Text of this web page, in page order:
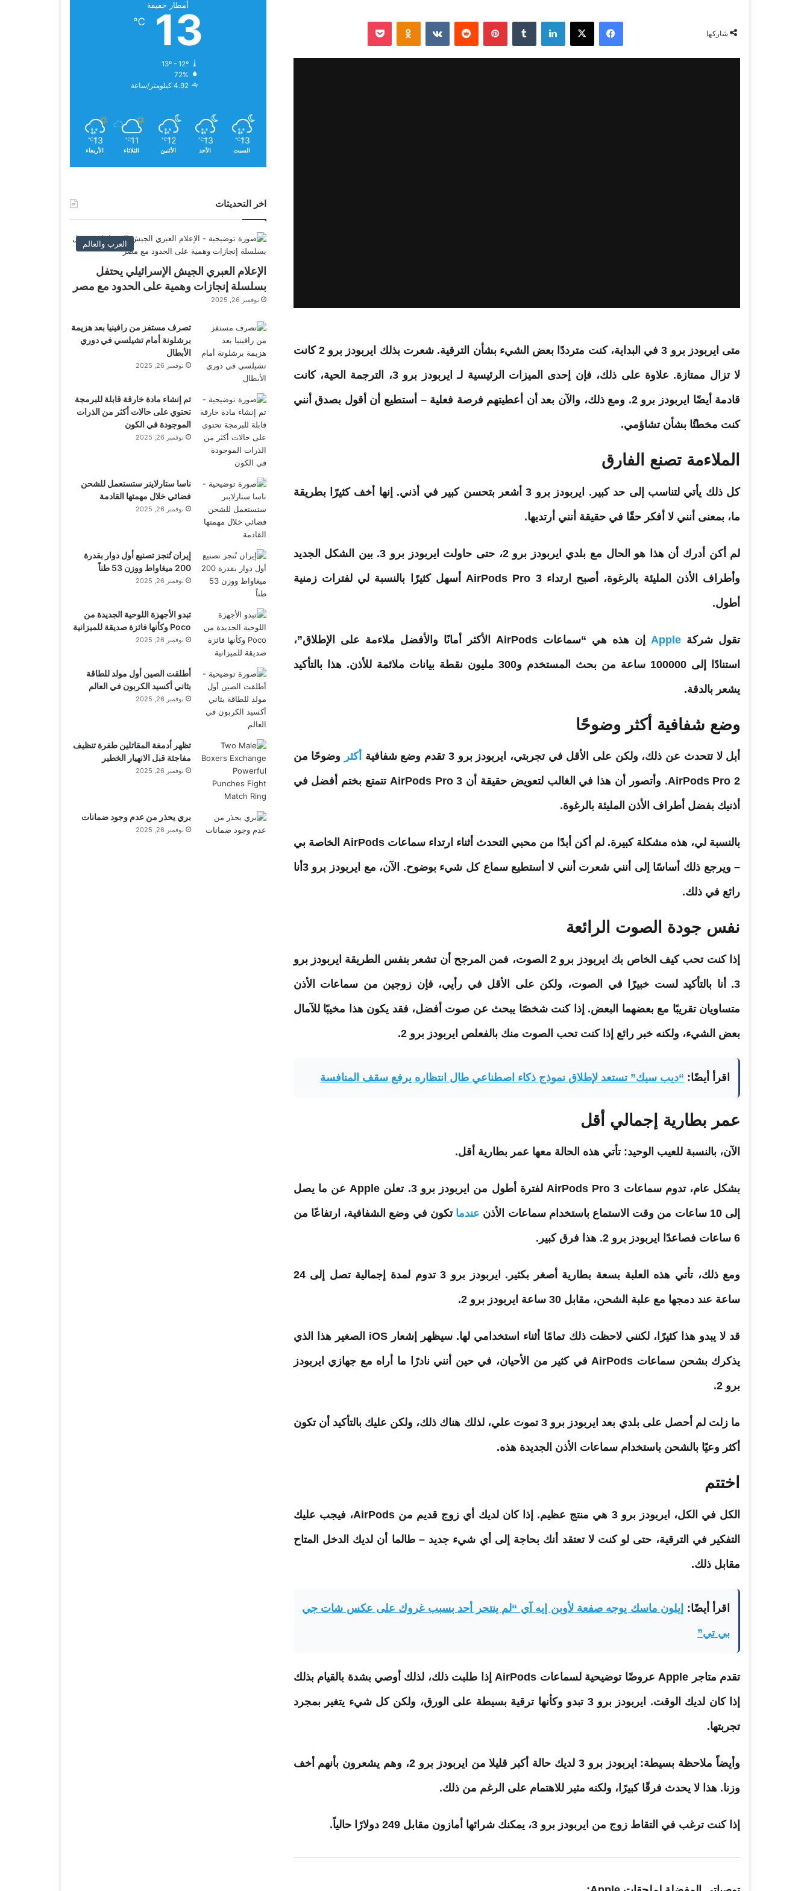
شاركها
فيسبوك ‫X لينكدإن بينتيريست ‏VKontakte
متى ايربودز برو 3 في البداية، كنت مترددًا بعض الشيء بشأن الترقية. شعرت بذلك ايربودز برو 2 كانت
لا تزال ممتازة. علاوة على ذلك، فإن إحدى الميزات الرئيسية لـ ايربودز برو 3، الترجمة الحية، كانت
قادمة أيضًا ايربودز برو 2. ومع ذلك، والآن بعد أن أعطيتهم فرصة فعلية – أستطيع أن أقول بصدق أنني
كنت مخطئًا بشأن تشاؤمي.
الملاءمة تصنع الفارق
كل ذلك يأتي لتناسب إلى حد كبير. ايربودز برو 3 أشعر بتحسن كبير في أذني. إنها أخف كثيرًا بطريقة
ما، بمعنى أنني لا أفكر حقًا في حقيقة أنني أرتديها.
لم أكن أدرك أن هذا هو الحال مع بلدي ايربودز برو 2، حتى حاولت ايربودز برو 3. بين الشكل الجديد
وأطراف الأذن المليئة بالرغوة، أصبح ارتداء AirPods Pro 3 أسهل كثيرًا بالنسبة لي لفترات زمنية
أطول.
تقول شركة Apple إن هذه هي “سماعاتAirPods الأكثر أمانًا والأفضل ملاءمة على الإطلاق”،
استنادًا إلى 100000 ساعة من بحث المستخدم و300 مليون نقطة بيانات ملائمة للأذن. هذا بالتأكيد
يشعر بالدقة.
وضع شفافية أكثر وضوحًا
أبل لا تتحدث عن ذلك، ولكن على الأقل في تجربتي، ايربودز برو 3 تقدم وضع شفافية أكثر وضوحًا من
AirPods Pro 2. وأتصور أن هذا في الغالب لتعويض حقيقة أن AirPods Pro 3 تتمتع بختم أفضل في
أذنيك بفضل أطراف الأذن المليئة بالرغوة.
بالنسبة لي، هذه مشكلة كبيرة. لم أكن أبدًا من محبي التحدث أثناء ارتداء سماعات AirPods الخاصة بي
– ويرجع ذلك أساسًا إلى أنني شعرت أنني لا أستطيع سماع كل شيء بوضوح. الآن ، مع ايربودز برو 3أنا
رائع في ذلك.
نفس جودة الصوت الرائعة
إذا كنت تحب كيف الخاص بك ايربودز برو 2 الصوت، فمن المرجح أن تشعر بنفس الطريقة ايربودز برو
3. أنا بالتأكيد لست خبيرًا في الصوت، ولكن على الأقل في رأيي، فإن زوجين من سماعات الأذن
متساويان تقريبًا مع بعضهما البعض. إذا كنت شخصًا يبحث عن صوت أفضل، فقد يكون هذا مخيبًا للآمال
بعض الشيء، ولكنه خبر رائع إذا كنت تحب الصوت منك بالفعلص ايربودز برو 2.
اقرأ أيضًا: “ديب سيك” تستعد لإطلاق نموذج ذكاء اصطناعي طال انتظاره يرفع سقف المنافسة
عمر بطارية إجمالي أقل
الآن، بالنسبة للعيب الوحيد: تأتي هذه الحالة معها عمر بطارية أقل.
بشكل عام، تدوم سماعات AirPods Pro 3 لفترة أطول من ايربودز برو 3. تعلن Apple عن ما يصل
إلى 10 ساعات من وقت الاستماع باستخدام سماعات الأذن عندما تكون في وضع الشفافية، ارتفاعًا من
6 ساعات فصاعدًا ايربودز برو 2. هذا فرق كبير.
ومع ذلك، تأتي هذه العلبة بسعة بطارية أصغر بكثير. ايربودز برو 3 تدوم لمدة إجمالية تصل إلى 24
ساعة عند دمجها مع علبة الشحن، مقابل 30 ساعة ايربودز برو 2.
قد لا يبدو هذا كثيرًا، لكنني لاحظت ذلك تمامًا أثناء استخدامي لها. سيظهر إشعار iOS الصغير هذا الذي
يذكرك بشحن سماعات AirPods في كثير من الأحيان، في حين أنني نادرًا ما أراه مع جهازي ايربودز
برو 2.
ما زلت لم أحصل على بلدي بعد ايربودز برو 3 تموت علي، لذلك هناك ذلك، ولكن عليك بالتأكيد أن تكون
أكثر وعيًا بالشحن باستخدام سماعات الأذن الجديدة هذه.
اختتم
الكل في الكل، ايربودز برو 3 هي منتج عظيم. إذا كان لديك أي زوج قديم من AirPods، فيجب عليك
التفكير في الترقية، حتى لو كنت لا تعتقد أنك بحاجة إلى أي شيء جديد – طالما أن لديك الدخل المتاح
مقابل ذلك.
اقرأ أيضًا: إيلون ماسك يوجه صفعة لأوبن إيه آي “لم ينتحر أحد بسبب غروك على عكس شات جي
بي تي”
تقدم متاجر Apple عروضًا توضيحية لسماعات AirPods إذا طلبت ذلك، لذلك أوصي بشدة بالقيام بذلك
إذا كان لديك الوقت. ايربودز برو 3 تبدو وكأنها ترقية بسيطة على الورق، ولكن كل شيء يتغير بمجرد
تجربتها.
وأيضاً ملاحظة بسيطة: ايربودز برو 3 لديك حالة أكبر قليلا من ايربودز برو 2، وهم يشعرون بأنهم أخف
وزنا. هذا لا يحدث فرقًا كبيرًا، ولكنه مثير للاهتمام على الرغم من ذلك.
إذا كنت ترغب في التقاط زوج من ايربودز برو 3، يمكنك شرائها أمازون مقابل 249 دولارًا حالياً.
أمطار خفيفة
13
℃
13º - 12º
72%
4.92 كيلومتر/ساعة
13
℃
السبت
13
℃
الأحد
12
℃
الأثنين
11
℃
الثلاثاء
13
℃
الأربعاء
اخر التحديثات
العرب والعالم
الإعلام العبري الجيش الإسرائيلي يحتفل
بسلسلة إنجازات وهمية على الحدود مع مصر
نوفمبر 26, 2025
تصرف مستفز من رافينيا بعد هزيمة
برشلونة أمام تشيلسي في دوري
الأبطال
نوفمبر 26, 2025
تم إنشاء مادة خارقة قابلة للبرمجة
تحتوي على حالات أكثر من الذرات
الموجودة في الكون
نوفمبر 26, 2025
ناسا ستارلاينر ستستعمل للشحن
فضائي خلال مهمتها القادمة
نوفمبر 26, 2025
إيران تُنجز تصنيع أول دوار بقدرة
200 ميغاواط ووزن 53 طناً
نوفمبر 26, 2025
تبدو الأجهزة اللوحية الجديدة من
Poco وكأنها فائزة صديقة للميزانية
نوفمبر 26, 2025
أطلقت الصين أول مولد للطاقة
بثاني أكسيد الكربون في العالم
نوفمبر 26, 2025
تظهر أدمغة المقاتلين طفرة تنظيف
مفاجئة قبل الانهيار الخطير
نوفمبر 26, 2025
بري يحذر من عدم وجود ضمانات
نوفمبر 26, 2025